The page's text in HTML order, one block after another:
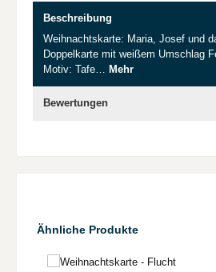
Beschreibung
Weihnachtskarte: Maria, Josef und
Doppelkarte mit weißem Umschlag
Motiv: Tafe… Mehr
Bewertungen
Produktgalerie überspringen
Ähnliche Produkte